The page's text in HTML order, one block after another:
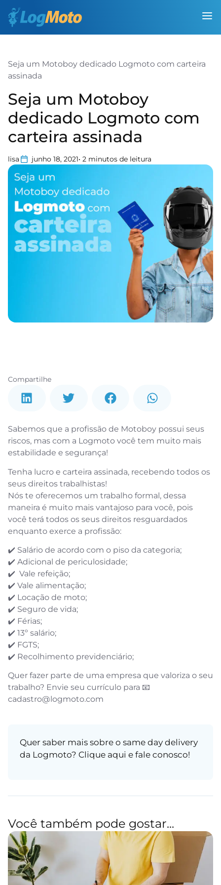
Seja um Motoboy dedicado Logmoto com carteira
assinada
Seja um Motoboy
dedicado Logmoto com
carteira assinada
lisa junho 18, 2021• 2 minutos de leitura
Compartilhe
Sabemos que a profissão de Motoboy possui seus
riscos, mas com a Logmoto você tem muito mais
estabilidade e segurança!
Tenha lucro e carteira assinada, recebendo todos os
seus direitos trabalhistas!
Nós te oferecemos um trabalho formal, dessa
maneira é muito mais vantajoso para você, pois
você terá todos os seus direitos resguardados
enquanto exerce a profissão:
✔️ Salário de acordo com o piso da categoria;⠀
✔️ Adicional de periculosidade;⠀
✔️ Vale refeição;⠀
✔️ Vale alimentação;⠀
✔️ Locação de moto;⠀
✔️ Seguro de vida;⠀
✔️ Férias;⠀
✔️ 13º salário;⠀
✔️ FGTS;⠀
✔️ Recolhimento previdenciário;
Quer fazer parte de uma empresa que valoriza o seu
trabalho? Envie seu currículo para 📧
cadastro@logmoto.com
Quer saber mais sobre o same day delivery
da Logmoto? Clique aqui e fale conosco!
Você também pode gostar...